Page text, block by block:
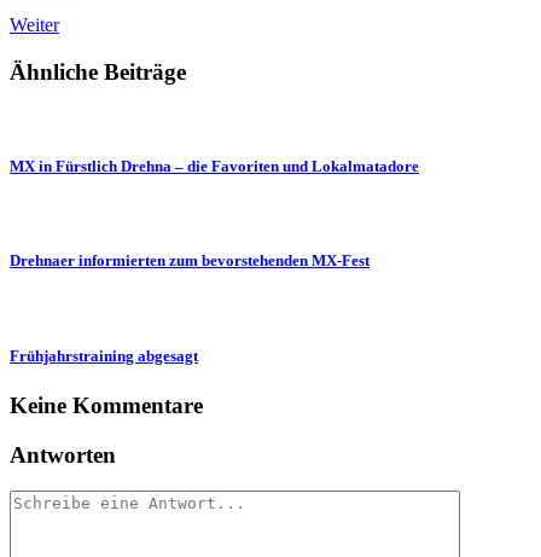
Weiter
Ähnliche Beiträge
MX in Fürstlich Drehna – die Favoriten und Lokalmatadore
Drehnaer informierten zum bevorstehenden MX-Fest
Frühjahrstraining abgesagt
Keine Kommentare
Antworten